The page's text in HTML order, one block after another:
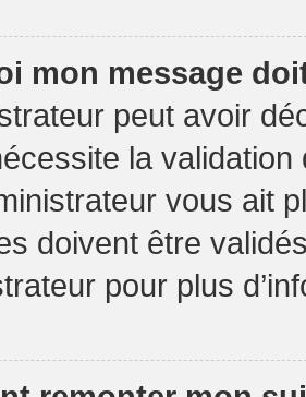
mon message
peut avoir
la
vous ait
doivent être
pour plus